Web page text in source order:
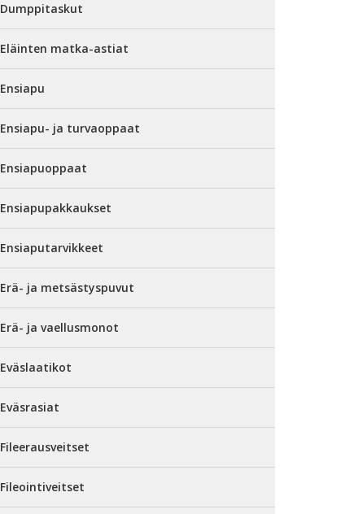
Dumppitaskut
Eläinten matka-astiat
Ensiapu
Ensiapu- ja turvaoppaat
Ensiapuoppaat
Ensiapupakkaukset
Ensiaputarvikkeet
Erä- ja metsästyspuvut
Erä- ja vaellusmonot
Eväslaatikot
Eväsrasiat
Fileerausveitset
Fileointiveitset